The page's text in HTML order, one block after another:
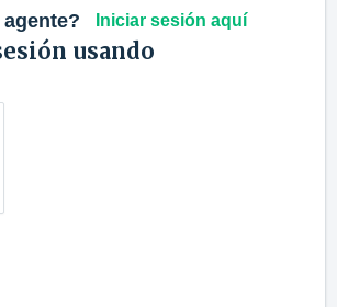
Iniciar sesión aquí
usando